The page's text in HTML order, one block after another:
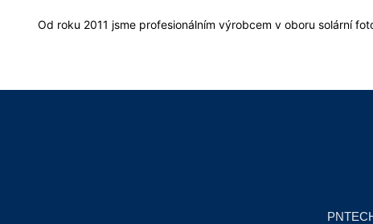
Od roku 2011 jsme profesionálním výrobcem v oboru solární